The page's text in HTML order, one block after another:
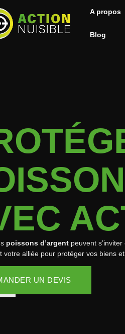
A propos
Blog
poissons d’argent peuvent
votre alliée pour protéger vos biens
UN DEVIS